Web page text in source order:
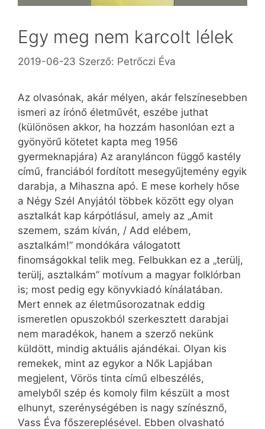
Egy meg nem karcolt lélek
2019-06-23 Szerző: Petrőczi Éva
Az olvasónak, akár mélyen, akár felszínesebben
ismeri az írónő életművét, eszébe juthat
(különösen akkor, ha hozzám hasonlóan ezt a
gyönyörű kötetet kapta meg 1956
gyermeknapjára) Az aranyláncon függő kastély
című, franciából fordított mesegyűjtemény egyik
darabja, a Mihaszna apó. E mese korhely hőse
a Négy Szél Anyjától többek között egy olyan
asztalkát kap kárpótlásul, amely az „Amit
szemem, szám kíván, / Add elébem,
asztalkám!” mondókára válogatott
finomságokkal telik meg. Felbukkan ez a „terülj,
terülj, asztalkám” motívum a magyar folklórban
is; most pedig egy könyvkiadó kínálatában.
Mert ennek az életműsorozatnak eddig
ismeretlen opuszokból szerkesztett darabjai
nem maradékok, hanem a szerző nekünk
küldött, mindig aktuális ajándékai. Olyan kis
remekek, mint az egykor a Nők Lapjában
megjelent, Vörös tinta című elbeszélés,
amelyből szép és komoly film készült a most
elhunyt, szerénységében is nagy színésznő,
Vass Éva főszereplésével. Ebben olvasható